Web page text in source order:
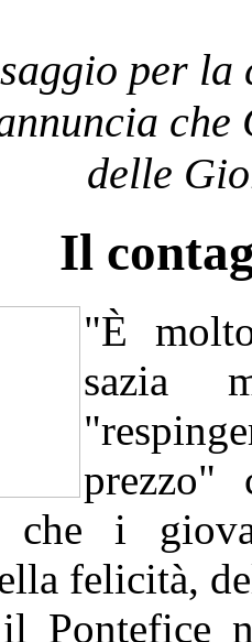
per la
delle
Il
"È
sazia
prezzo"
che i
felicità,
Pontefice